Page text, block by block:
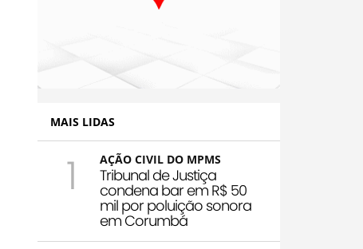
MAIS LIDAS
1 AÇÃO CIVIL DO MPMS
Tribunal de Justiça
condena bar em R$ 50
mil por poluição sonora
em Corumbá